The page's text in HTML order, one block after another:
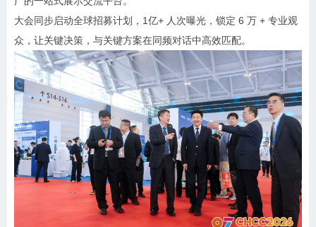
大会同步启动全球招募计划，1亿+ 人次曝光，锁定 6 万 + 专业观
众，让关键决策，与关键方案在同频对话中高效匹配。